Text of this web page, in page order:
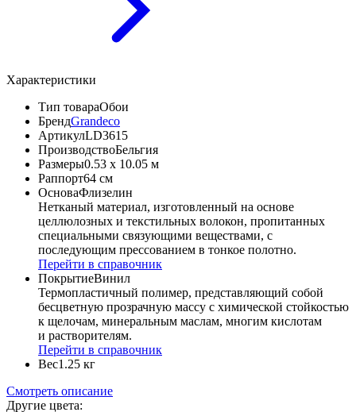
Характеристики
Тип товараОбои
БрендGrandeco
АртикулLD3615
ПроизводствоБельгия
Размеры0.53 x 10.05 м
Раппорт64 см
ОсноваФлизелин
Нетканый материал, изготовленный на основе
целлюлозных и текстильных волокон, пропитанных
специальными связующими веществами, с
последующим прессованием в тонкое полотно.
Перейти в справочник
ПокрытиеВинил
Термопластичный полимер, представляющий собой
бесцветную прозрачную массу с химической стойкостью
к щелочам, минеральным маслам, многим кислотам
и растворителям.
Перейти в справочник
Вес1.25 кг
Смотреть описание
Другие цвета: